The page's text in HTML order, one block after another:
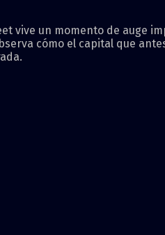
vive un momento de auge
cómo el capital que